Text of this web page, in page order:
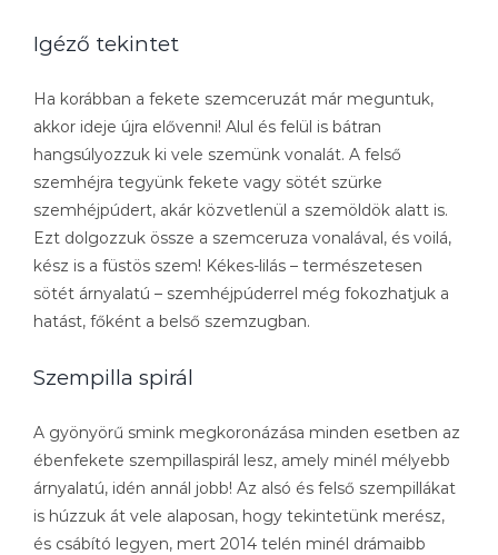
Igéző tekintet
Ha korábban a fekete szemceruzát már meguntuk,
akkor ideje újra elővenni! Alul és felül is bátran
hangsúlyozzuk ki vele szemünk vonalát. A felső
szemhéjra tegyünk fekete vagy sötét szürke
szemhéjpúdert, akár közvetlenül a szemöldök alatt is.
Ezt dolgozzuk össze a szemceruza vonalával, és voilá,
kész is a füstös szem! Kékes-lilás – természetesen
sötét árnyalatú – szemhéjpúderrel még fokozhatjuk a
hatást, főként a belső szemzugban.
Szempilla spirál
A gyönyörű smink megkoronázása minden esetben az
ébenfekete szempillaspirál lesz, amely minél mélyebb
árnyalatú, idén annál jobb! Az alsó és felső szempillákat
is húzzuk át vele alaposan, hogy tekintetünk merész,
és csábító legyen, mert 2014 telén minél drámaibb